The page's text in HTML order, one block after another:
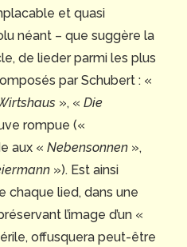
et quasi
néant – que suggère la
de lieder parmi les plus
par Schubert : «
», « Die
rompue («
aux « Nebensonnen »,
»). Est ainsi
chaque lied, dans une
l’image d’un «
offusquera peut-être